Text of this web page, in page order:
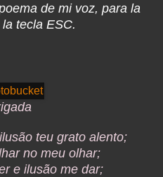
de mi voz, para la
tecla ESC.
teu grato alento;
no meu olhar;
e ilusão me dar;